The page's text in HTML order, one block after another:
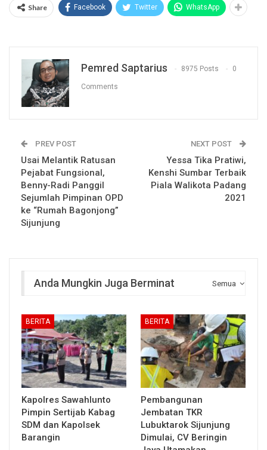
Share Facebook Twitter WhatsApp
Pemred Saptarius 8975 Posts 0
Comments
PREV POST
Usai Melantik Ratusan
Pejabat Fungsional,
Benny-Radi Panggil
Sejumlah Pimpinan OPD
ke “Rumah Bagonjong”
Sijunjung
NEXT POST
Yessa Tika Pratiwi,
Kenshi Sumbar Terbaik
Piala Walikota Padang
2021
Semua
Anda Mungkin Juga Berminat
BERITA
Kapolres Sawahlunto
Pimpin Sertijab Kabag
SDM dan Kapolsek
Barangin
BERITA
Pembangunan
Jembatan TKR
Lubuktarok Sijunjung
Dimulai, CV Beringin